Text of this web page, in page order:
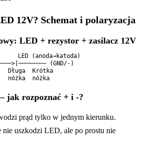
12V? Schemat i polaryzacja
LED + rezystor + zasilacz 12V
LED (anoda→katoda)
(GND/-)
Długa  Krótka
jak rozpoznać + i -?
prąd tylko w jednym kierunku.
nie uszkodzi LED, ale po prostu nie